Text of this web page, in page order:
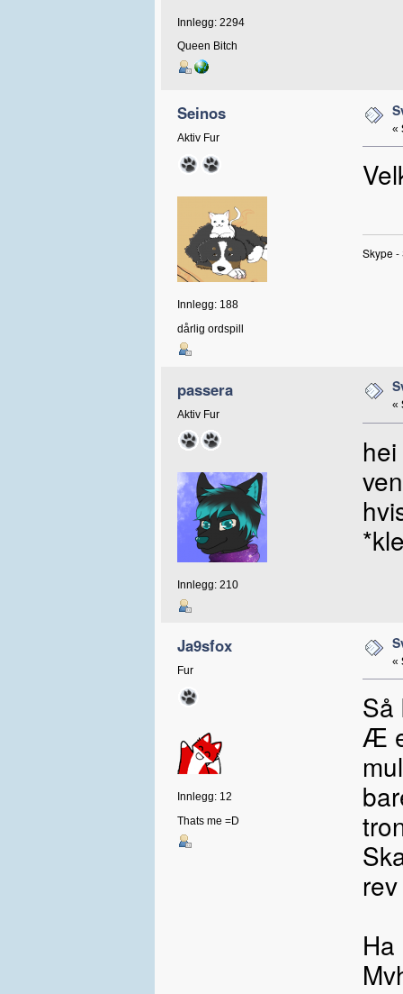
Innlegg: 2294
Queen Bitch
Seinos
Aktiv Fur
Innlegg: 188
dårlig ordspill
«
Skype -
passera
Aktiv Fur
Innlegg: 210
«
Ja9sfox
Fur
Innlegg: 12
Thats me =D
«
Så
Æ